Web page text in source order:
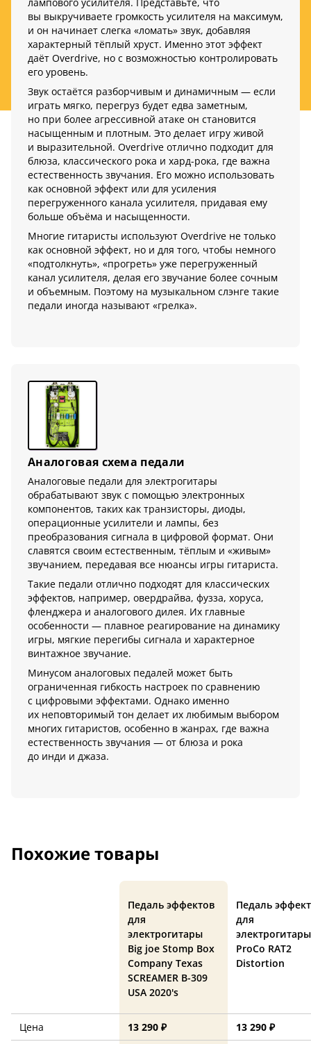
вы выкручиваете громкость усилителя на максимум,
и он начинает слегка «ломать» звук, добавляя
характерный тёплый хруст. Именно этот эффект
даёт Overdrive, но с возможностью контролировать
его уровень.
Звук остаётся разборчивым и динамичным — если
играть мягко, перегруз будет едва заметным,
но при более агрессивной атаке он становится
насыщенным и плотным. Это делает игру живой
и выразительной. Overdrive отлично подходит для
блюза, классического рока и хард-рока, где важна
естественность звучания. Его можно использовать
как основной эффект или для усиления
перегруженного канала усилителя, придавая ему
больше объёма и насыщенности.
Многие гитаристы используют Overdrive не только
как основной эффект, но и для того, чтобы немного
«подтолкнуть», «прогреть» уже перегруженный
канал усилителя, делая его звучание более сочным
и объемным. Поэтому на музыкальном слэнге такие
педали иногда называют «грелка».
Аналоговая схема педали
Аналоговые педали для электрогитары
обрабатывают звук с помощью электронных
компонентов, таких как транзисторы, диоды,
операционные усилители и лампы, без
преобразования сигнала в цифровой формат. Они
славятся своим естественным, тёплым и «живым»
звучанием, передавая все нюансы игры гитариста.
Такие педали отлично подходят для классических
эффектов, например, овердрайва, фузза, хорусa,
фленджера и аналогового дилея. Их главные
особенности — плавное реагирование на динамику
игры, мягкие перегибы сигнала и характерное
винтажное звучание.
Минусом аналоговых педалей может быть
ограниченная гибкость настроек по сравнению
с цифровыми эффектами. Однако именно
их неповторимый тон делает их любимым выбором
многих гитаристов, особенно в жанрах, где важна
естественность звучания — от блюза и рока
до инди и джаза.
Похожие товары
Педаль эффектов
для
электрогитары
Big joe Stomp Box
Company Texas
SCREAMER B-309
USA 2020's
Педаль
для
электрогитары
ProCo RAT2
Distortion
Цена 13 290 ₽
13 290 ₽